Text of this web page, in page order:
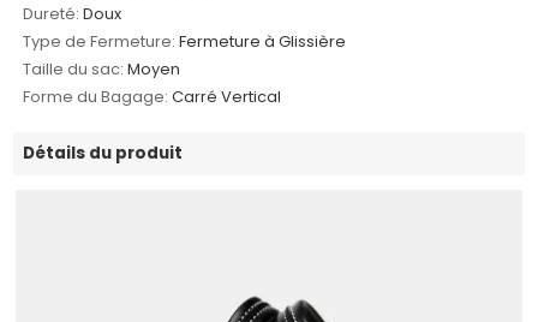
Dureté: Doux
Type de Fermeture: Fermeture à Glissière
Taille du sac: Moyen
Forme du Bagage: Carré Vertical
Détails du produit